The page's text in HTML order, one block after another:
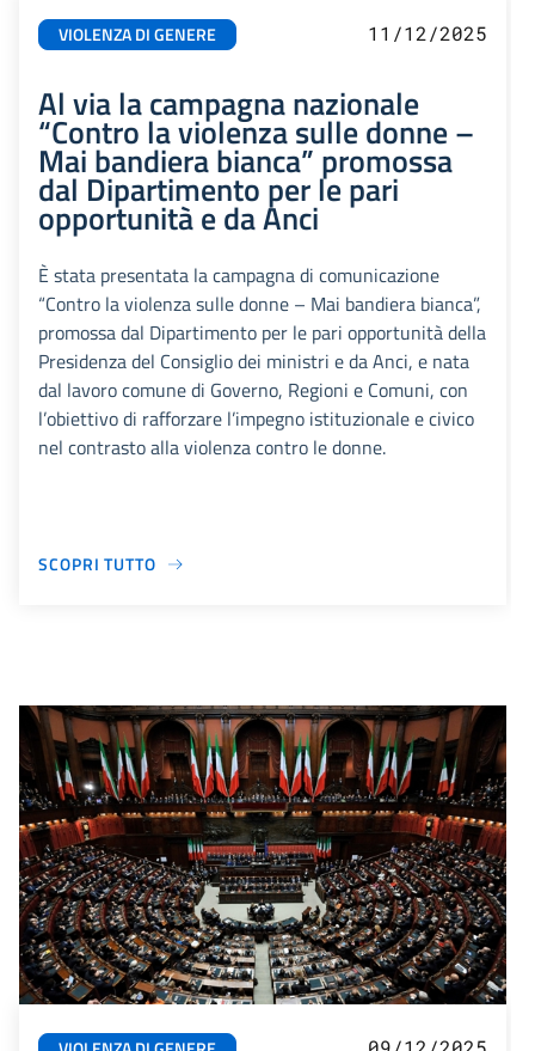
VIOLENZA DI GENERE 11/12/2025
Al via la campagna nazionale
“Contro la violenza sulle donne –
Mai bandiera bianca” promossa
dal Dipartimento per le pari
opportunità e da Anci
È stata presentata la campagna di comunicazione
“Contro la violenza sulle donne – Mai bandiera bianca”,
promossa dal Dipartimento per le pari opportunità della
Presidenza del Consiglio dei ministri e da Anci, e nata
dal lavoro comune di Governo, Regioni e Comuni, con
l’obiettivo di rafforzare l’impegno istituzionale e civico
nel contrasto alla violenza contro le donne.
SCOPRI TUTTO